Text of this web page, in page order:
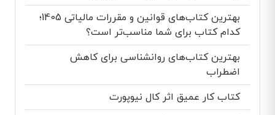
بهترین کتاب‌های قوانین و مقررات مالیاتی 1405؛
کدام کتاب برای شما مناسب‌تر است؟
بهترین کتاب‌های روانشناسی برای کاهش
اضطراب
کتاب کار عمیق اثر کال نیوپورت